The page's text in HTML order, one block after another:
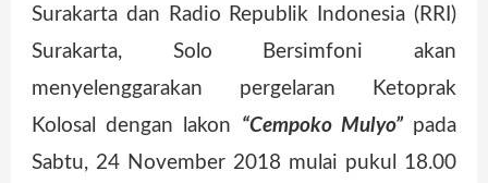
Surakarta dan Radio Republik Indonesia (RRI)
Surakarta, Solo Bersimfoni akan
menyelenggarakan pergelaran Ketoprak
Kolosal dengan lakon “Cempoko Mulyo”pada
Sabtu, 24 November 2018 mulai pukul 18.00